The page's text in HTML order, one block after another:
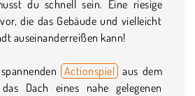
du schnell sein. Eine riesige
die das Gebäude und vielleicht
auseinanderreißen kann!
Actionspiel aus dem
Dach eines nahe gelegenen